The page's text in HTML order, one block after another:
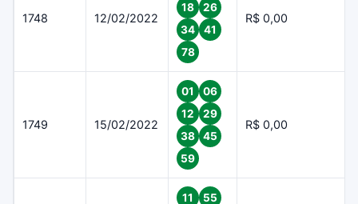
1748 12/02/2022
18
26
34
41
78
R$ 0,00
1749 15/02/2022
01
06
12
29
38
45
59
R$ 0,00
11 55